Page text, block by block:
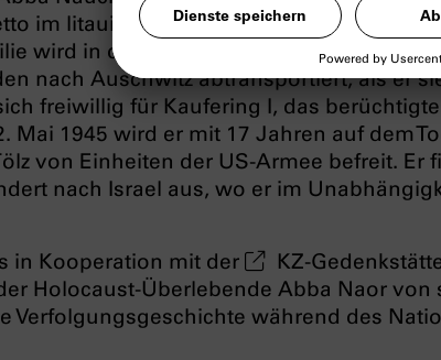
im litauischen Kaunas. Dort wird sein
wird in das KZ Stutthof deportiert.
nach Auschwitz abtransportiert, als er
freiwillig für Kaufering I, das
Mai 1945 wird er mit 17 Jahren auf dem
von Einheiten der US-Armee befreit. Er
nach Israel aus, wo er im
in Kooperation mit der
KZ-
Holocaust-Überlebende Abba Naor von
Verfolgungsgeschichte während des